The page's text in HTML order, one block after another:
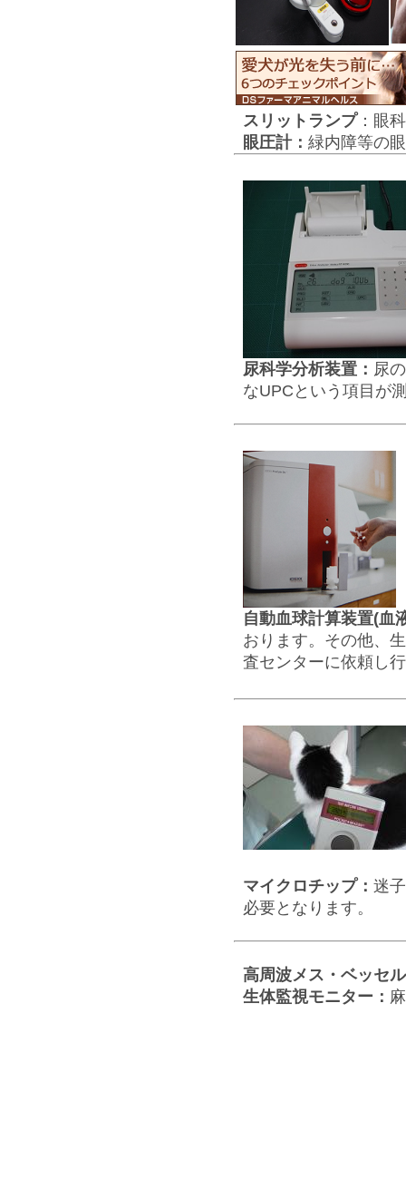
スリットランプ：眼
眼圧計： 緑内障等の
尿科学分析装置： 尿
なUPCという項目が
自動血球計算装置(血
おります。その他、
査センターに依頼し
マイクロチップ： 迷
必要となります。
高周波メス・ベッセ
生体監視モニター：